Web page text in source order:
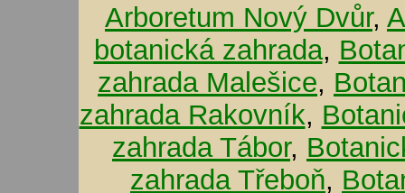
Arboretum Nový Dvůr,
botanická zahrada,
zahrada Malešice,
zahrada Rakovník,
zahrada Tábor,
zahrada Třeboň,